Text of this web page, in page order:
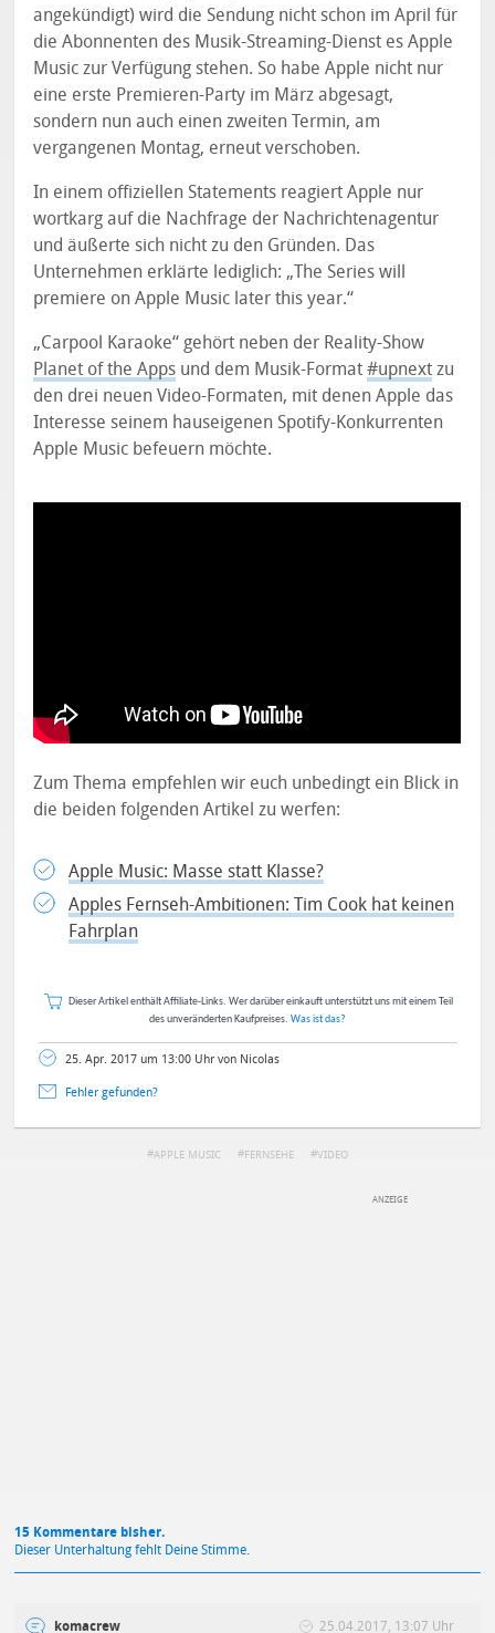
angekündigt) wird die Sendung nicht schon im April für
die Abonnenten des Musik-Streaming-Dienst es Apple
Music zur Verfügung stehen. So habe Apple nicht nur
eine erste Premieren-Party im März abgesagt,
sondern nun auch einen zweiten Termin, am
vergangenen Montag, erneut verschoben.
In einem offiziellen Statements reagiert Apple nur
wortkarg auf die Nachfrage der Nachrichtenagentur
und äußerte sich nicht zu den Gründen. Das
Unternehmen erklärte lediglich: „The Series will
premiere on Apple Music later this year.“
„Carpool Karaoke“ gehört neben der Reality-Show
Planet of the Apps und dem Musik-Format#upnext zu
den drei neuen Video-Formaten, mit denen Apple das
Interesse seinem hauseigenen Spotify-Konkurrenten
Apple Music befeuern möchte.
Zum Thema empfehlen wir euch unbedingt ein Blick in
die beiden folgenden Artikel zu werfen:
Apple Music: Masse statt Klasse?
Apples Fernseh-Ambitionen: Tim Cook hat keinen
Fahrplan
Dieser Artikel enthält Affiliate-Links. Wer darüber einkauft unterstützt uns mit einem Teil
des unveränderten Kaufpreises. Was ist das?
25. Apr. 2017 um 13:00 Uhr von Nicolas
Fehler gefunden?
APPLE MUSIC FERNSEHE VIDEO
15 Kommentare bisher.
Dieser Unterhaltung fehlt Deine Stimme.
komacrew 25.04.2017, 13:07 Uhr